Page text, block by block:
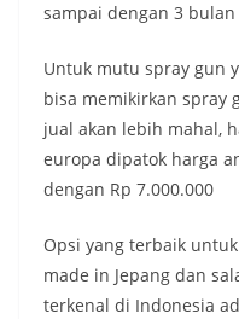
sampai dengan 3 bulan
Untuk mutu spray gun
bisa memikirkan spray
jual akan lebih mahal,
europa dipatok harga
dengan Rp 7.000.000
Opsi yang terbaik
made in Jepang dan
terkenal di Indonesia